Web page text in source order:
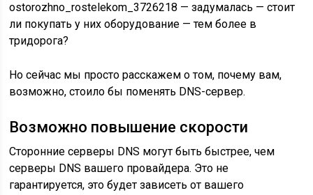
ostorozhno_rostelekom_3726218 — задумалась — стоит
ли покупать у них оборудование — тем более в
тридорога?
Но сейчас мы просто расскажем о том, почему вам,
возможно, стоило бы поменять DNS-сервер.
Возможно повышение скорости
Сторонние серверы DNS могут быть быстрее, чем
серверы DNS вашего провайдера. Это не
гарантируется, это будет зависеть от вашего